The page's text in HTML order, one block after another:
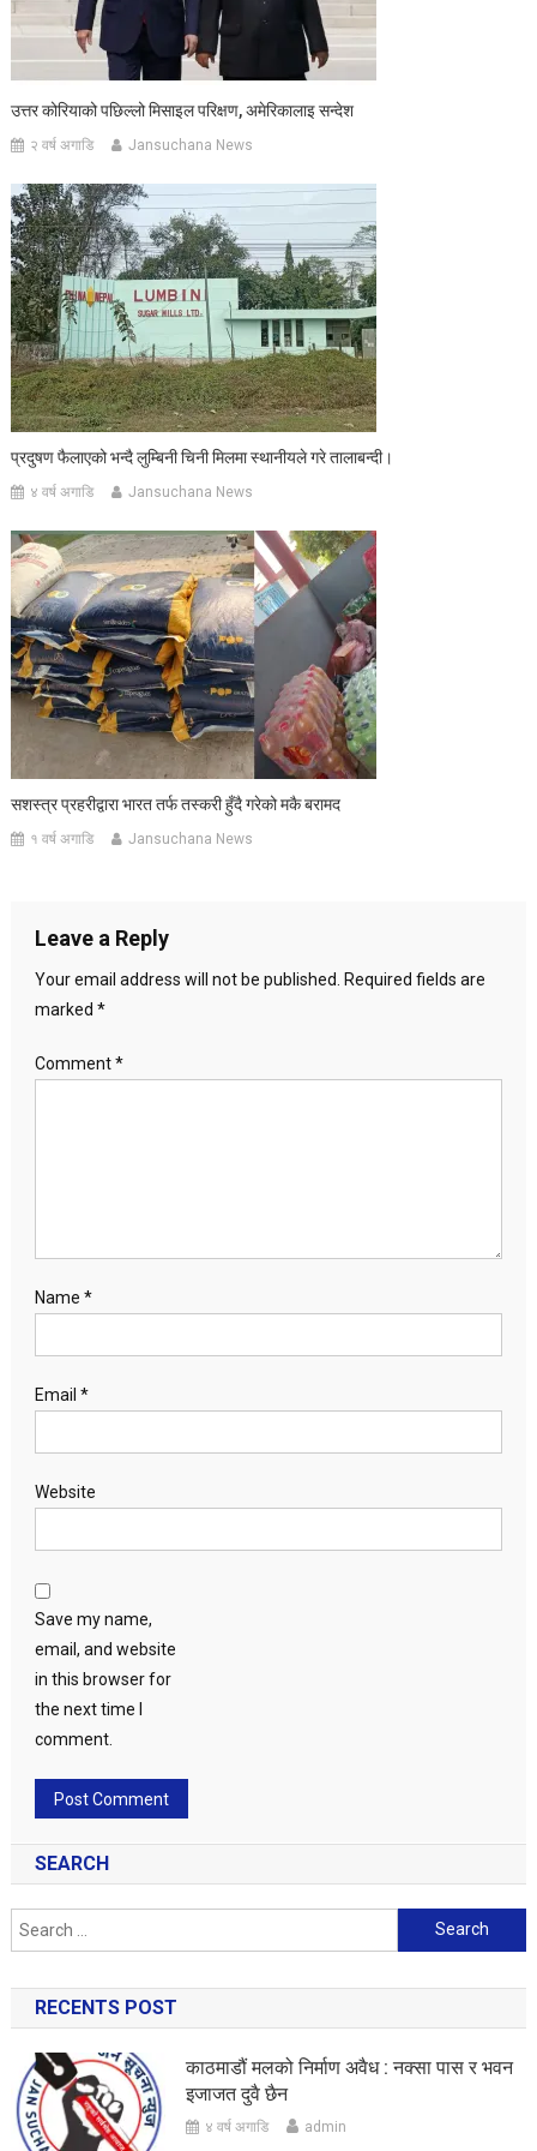
उत्तर कोरियाको पछिल्लो मिसाइल परिक्षण, अमेरिकालाइ सन्देश
२ वर्ष अगाडि Jansuchana News
प्रदुषण फैलाएको भन्दै लुम्बिनी चिनी मिलमा स्थानीयले गरे तालाबन्दी।
४ वर्ष अगाडि Jansuchana News
सशस्त्र प्रहरीद्वारा भारत तर्फ तस्करी हुँदै गरेको मकै बरामद
१ वर्ष अगाडि Jansuchana News
Leave a Reply
Your email address will not be published.
Required fields are
marked *
Comment*
Name *
Email *
Website
Save my name,
email, and website
in this browser for
the next time I
comment.
SEARCH
Search
for:
RECENTS POST
काठमाडौं मलको निर्माण अवैध : नक्सा पास र भवन
इजाजत दुवै छैन
४ वर्ष अगाडि admin